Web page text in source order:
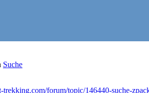
Suche
forum/topic/146440-suche-